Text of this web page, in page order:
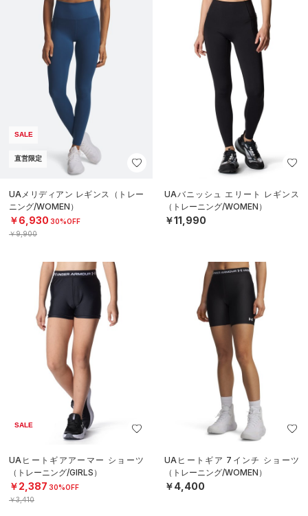
SALE
直営限定
UAメリディアン レギンス（トレー
ニング/WOMEN）
￥6,930 30%OFF
￥9,900
UAバニッシュ エリート レギンス
（トレーニング/WOMEN）
￥11,990
SALE
UAヒートギアアーマー ショーツ
（トレーニング/GIRLS）
￥2,387 30%OFF
￥3,410
UAヒートギア 7インチ ショーツ
（トレーニング/WOMEN）
￥4,400